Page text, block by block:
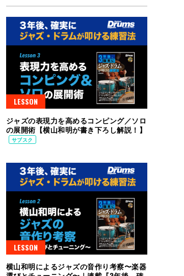
LESSON
ジャズの表現力を高めるコンピング／ソロ
の展開術【横山和明が書き下ろし解説！】
サブスク
LESSON
横山和明によるジャズの音作り考察〜楽器